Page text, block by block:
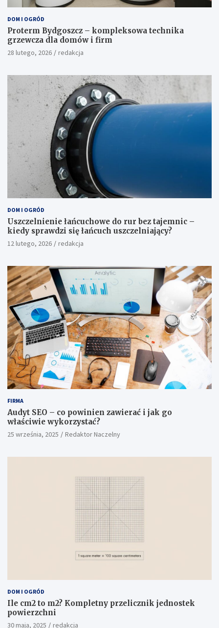
DOM I OGRÓD
Proterm Bydgoszcz – kompleksowa technika
grzewcza dla domów i firm
28 lutego, 2026 redakcja
DOM I OGRÓD
Uszczelnienie łańcuchowe do rur bez tajemnic –
kiedy sprawdzi się łańcuch uszczelniający?
12 lutego, 2026 redakcja
FIRMA
Audyt SEO – co powinien zawierać i jak go
właściwie wykorzystać?
25 września, 2025 Redaktor Naczelny
DOM I OGRÓD
Ile cm2 to m2? Kompletny przelicznik jednostek
powierzchni
30 maja, 2025 redakcja